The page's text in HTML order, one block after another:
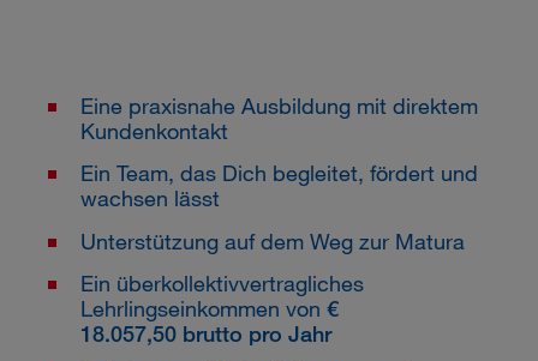
Eine praxisnahe Ausbildung mit direktem
Kundenkontakt
Ein Team, das Dich begleitet, fördert und
wachsen lässt
Unterstützung auf dem Weg zur Matura
Ein überkollektivvertragliches
Lehrlingseinkommen von €
18.057,50 brutto pro Jahr